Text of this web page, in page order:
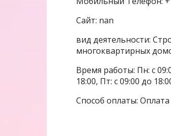
Сайт: nan
вид деятельности:
многоквартирных
Время работы: Пн: с
18:00, Пт: с 09:00 до
Способ оплаты: Оплата